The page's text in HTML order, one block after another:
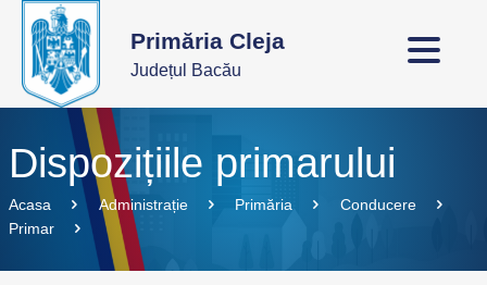
Primăria Cleja
Județul Bacău
Dispozițiile primarului
Acasa Administrație Primăria
Conducere
Primar